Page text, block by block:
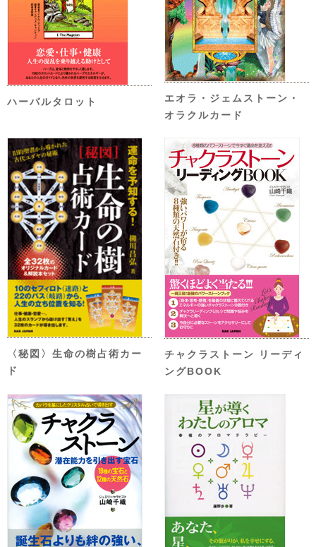
ハーバルタロット
エオラ・ジェムストーン・
オラクルカード
〈秘図〉生命の樹占術カー
ド
チャクラストーン リーディ
ングBOOK